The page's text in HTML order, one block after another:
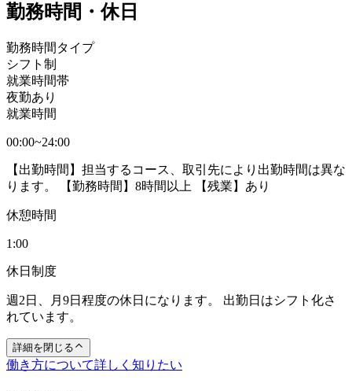
勤務時間・休日
勤務時間タイプ
シフト制
就業時間帯
夜勤あり
就業時間
00:00~24:00
【出勤時間】担当するコース、取引先により出勤時間は異な
ります。 【勤務時間】8時間以上 【残業】あり
休憩時間
1:00
休日制度
週2日、月9日程度の休日になります。 出勤日はシフト化さ
れています。
詳細を閉じる
働き方について詳しく知りたい